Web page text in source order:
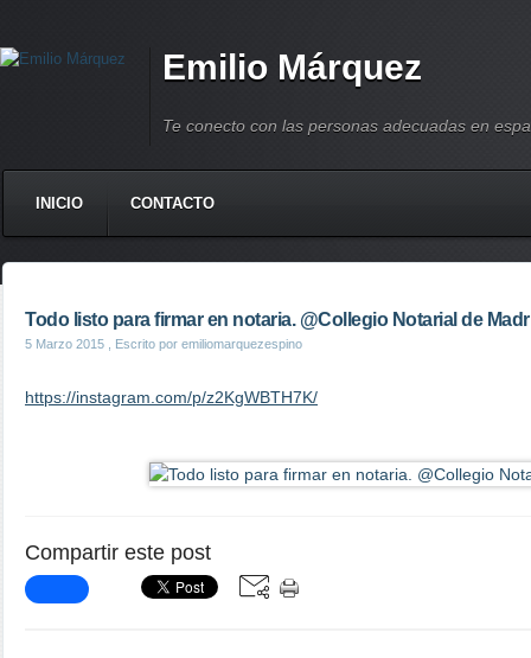
Emilio Márquez
Te conecto con las personas adecuadas en
INICIO CONTACTO
Todo listo para firmar en notaria. @Collegio Notarial de
5 Marzo 2015 , Escrito por emiliomarquezespino
https://instagram.com/p/z2KgWBTH7K/
Compartir este post